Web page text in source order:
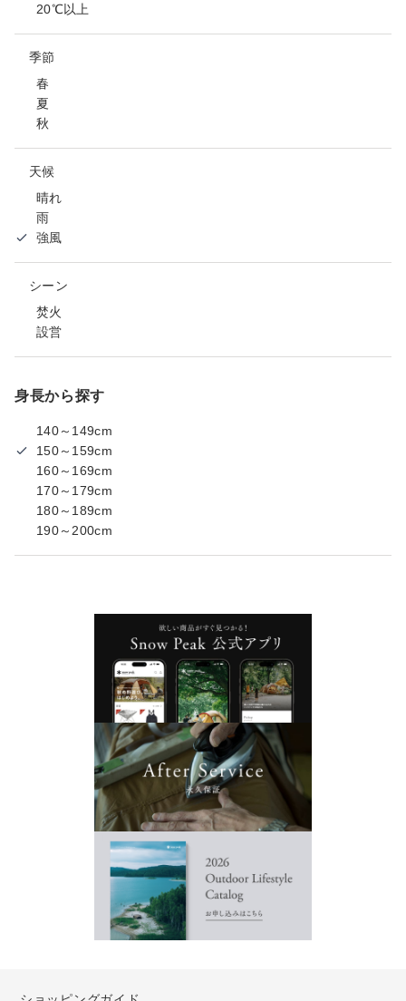
20℃以上
季節
春
夏
秋
天候
晴れ
雨
強風
シーン
焚火
設営
身長から探す
140～149cm
150～159cm
160～169cm
170～179cm
180～189cm
190～200cm